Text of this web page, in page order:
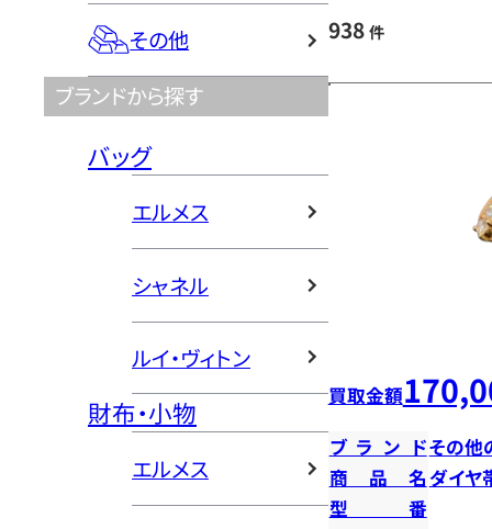
その他
ブランドから探す
バッグ
エルメス
シャネル
ルイ・ヴィトン
財布・小物
エルメス
938 件
買取金額
ブランドその他
商品名ダイヤ
型番